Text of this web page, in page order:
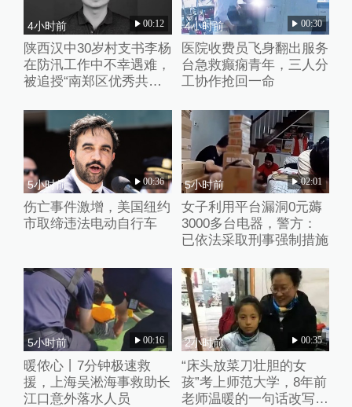
4小时前 00:12
陕西汉中30岁村支书李杨
在防汛工作中不幸遇难，
被追授“南郑区优秀共产
4小时前 00:30
医院收费员飞身翻出服务
台急救癫痫青年，三人分
工协作抢回一命
5小时前 00:36
伤亡事件激增，美国纽约
市取缔违法电动自行车
5小时前 02:01
女子利用平台漏洞0元薅
3000多台电器，警方：
已依法采取刑事强制措施
5小时前 00:16
暖侬心丨7分钟极速救
援，上海吴淞海事救助长
江口意外落水人员
2小时前 00:35
“床头放菜刀壮胆的女
孩”考上师范大学，8年前
老师温暖的一句话改写了